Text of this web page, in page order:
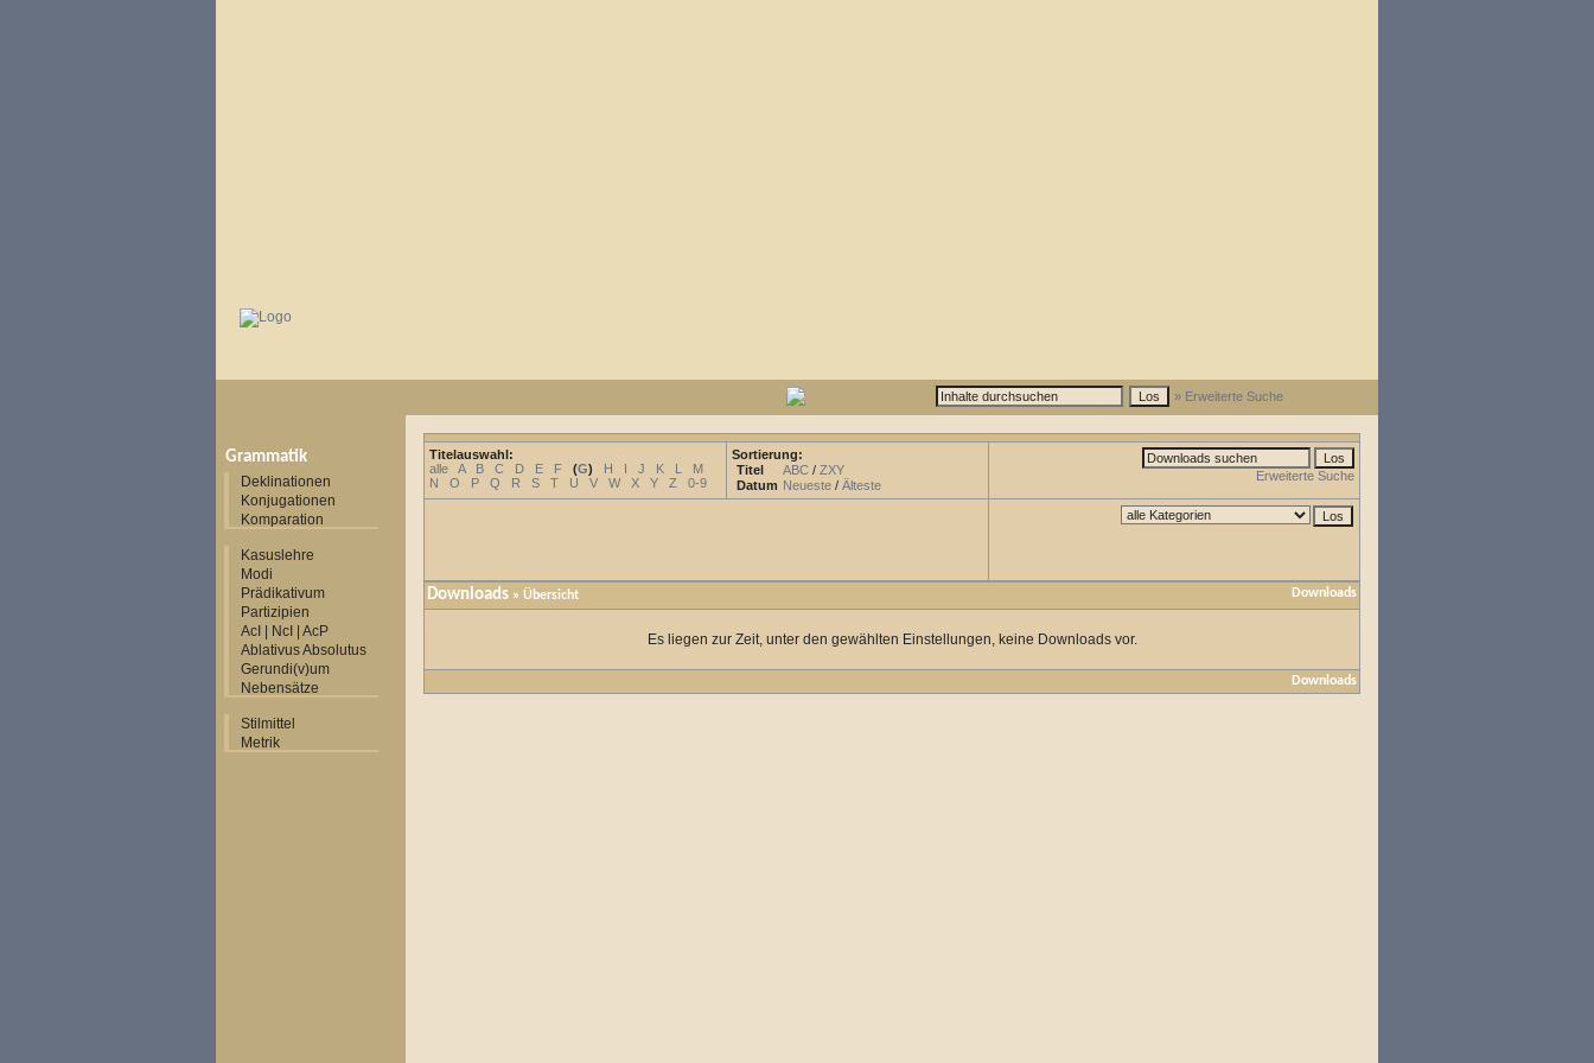
» Erweiterte Suche
Grammatik
Deklinationen
Konjugationen
Komparation
Kasuslehre
Modi
Prädikativum
Partizipien
AcI | NcI | AcP
Ablativus Absolutus
Gerundi(v)um
Nebensätze
Stilmittel
Metrik
Titelauswahl:
alle
A B C D E F (G) H I J K L
M
N
O P Q R S T U V W X Y Z 0-9
Sortierung:
Titel
ABC / ZXY
Datum Neueste / Älteste
Erweiterte Suche
Downloads » Übersicht Downloads
Es liegen zur Zeit, unter den gewählten Einstellungen, keine Downloads vor.
Downloads